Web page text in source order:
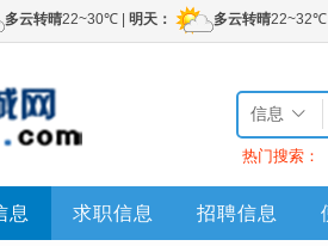
信息
热门搜索：
息 求职信息 招聘信息